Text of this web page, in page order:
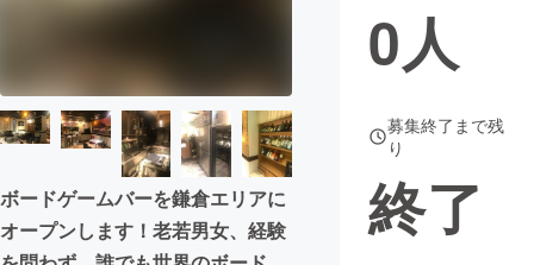
CAMPFIRE Creation
CAMPFIREふるさと納税
コミュニティ
ボードゲームバーを鎌倉エリアに
オープンします！老若男女、経験
0人
募集終了まで残
り
終了